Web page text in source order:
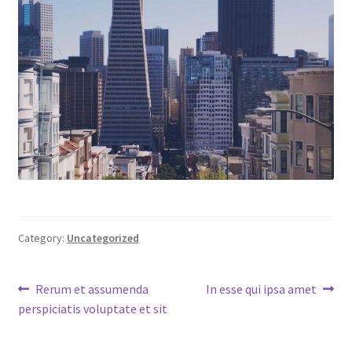
Category: Uncategorized
Post
navigation
Previous
post:
Rerum et assumenda
perspiciatis voluptate et sit
Next
In esse qui ipsa amet